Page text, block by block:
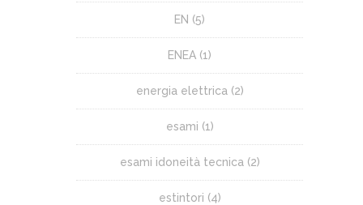
EN (5)
ENEA (1)
energia elettrica (2)
esami (1)
esami idoneità tecnica (2)
estintori (4)